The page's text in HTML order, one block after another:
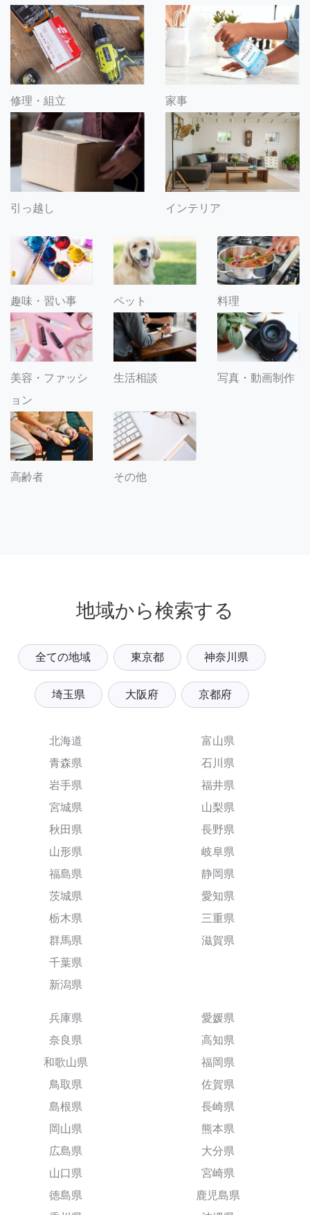
修理・組立 家事
引っ越し インテリア
趣味・習い事 ペット 料理
美容・ファッシ
ョン
生活相談 写真・動画制作
高齢者 その他
地域から検索する
全ての地域 東京都 神奈川県
埼玉県 大阪府 京都府
北海道
青森県
岩手県
宮城県
秋田県
山形県
福島県
茨城県
栃木県
群馬県
千葉県
新潟県
富山県
石川県
福井県
山梨県
長野県
岐阜県
静岡県
愛知県
三重県
滋賀県
兵庫県
奈良県
和歌山県
鳥取県
島根県
岡山県
広島県
山口県
徳島県
愛媛県
高知県
福岡県
佐賀県
長崎県
熊本県
大分県
宮崎県
鹿児島県